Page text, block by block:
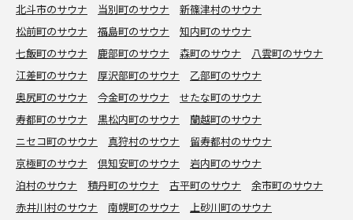
北斗市のサウナ
当別町のサウナ
新篠津村のサウナ
松前町のサウナ
福島町のサウナ
知内町のサウナ
七飯町のサウナ
鹿部町のサウナ 森町のサウナ
八雲町のサウナ
江差町のサウナ
厚沢部町のサウナ
乙部町のサウナ
奥尻町のサウナ
今金町のサウナ
せたな町のサウナ
寿都町のサウナ
黒松内町のサウナ
蘭越町のサウナ
ニセコ町のサウナ
真狩村のサウナ
留寿都村のサウナ
京極町のサウナ
倶知安町のサウナ
岩内町のサウナ
泊村のサウナ
積丹町のサウナ 古平町のサウナ
余市町のサウナ
赤井川村のサウナ
南幌町のサウナ
上砂川町のサウナ